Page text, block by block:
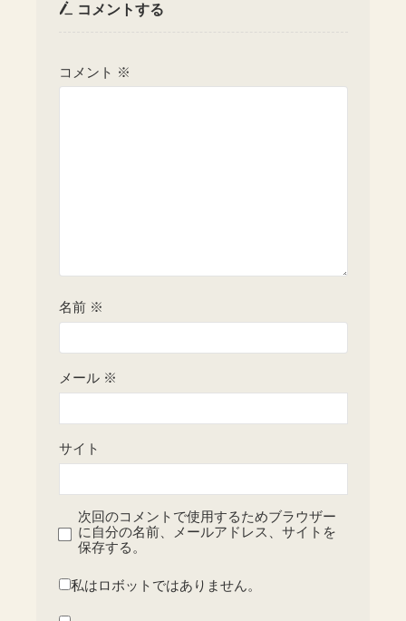
コメントする
コメント ※
名前 ※
メール ※
サイト
次回のコメントで使用するためブラウザー
に自分の名前、メールアドレス、サイトを
保存する。
私はロボットではありません。